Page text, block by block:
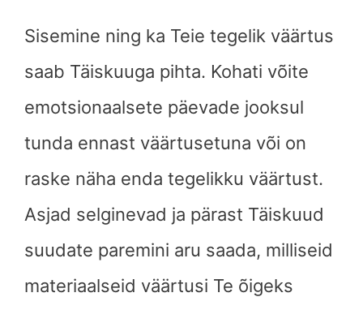
Sisemine ning ka Teie tegelik väärtus
saab Täiskuuga pihta. Kohati võite
emotsionaalsete päevade jooksul
tunda ennast väärtusetuna või on
raske näha enda tegelikku väärtust.
Asjad selginevad ja pärast Täiskuud
suudate paremini aru saada, milliseid
materiaalseid väärtusi Te õigeks